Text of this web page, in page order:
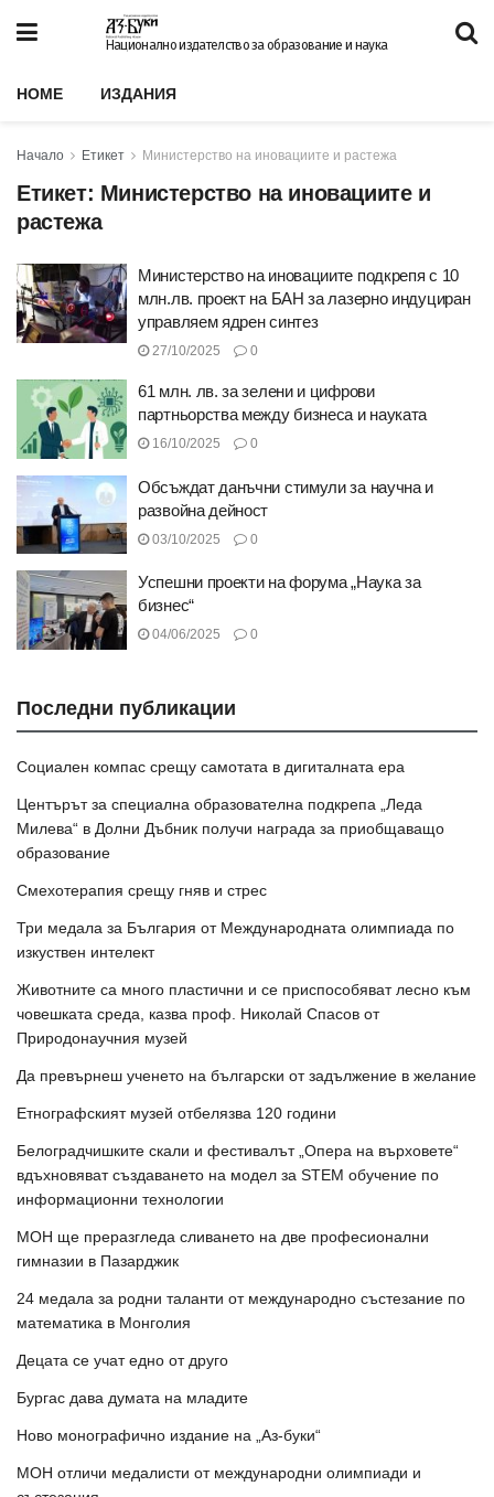
Национално издателство за образование и наука
HOME ИЗДАНИЯ
Начало Етикет Министерство на иновациите и растежа
Етикет: Министерство на иновациите и
растежа
Министерство на иновациите подкрепя с 10
млн.лв. проект на БАН за лазерно индуциран
управляем ядрен синтез
27/10/2025 0
61 млн. лв. за зелени и цифрови
партньорства между бизнеса и науката
16/10/2025 0
Обсъждат данъчни стимули за научна и
развойна дейност
03/10/2025 0
Успешни проекти на форума „Наука за
бизнес“
04/06/2025 0
Последни публикации
Социален компас срещу самотата в дигиталната ера
Центърът за специална образователна подкрепа „Леда
Милева“ в Долни Дъбник получи награда за приобщаващо
образование
Смехотерапия срещу гняв и стрес
Три медала за България от Международната олимпиада по
изкуствен интелект
Животните са много пластични и се приспособяват лесно към
човешката среда, казва проф. Николай Спасов от
Природонаучния музей
Да превърнеш ученето на български от задължение в желание
Етнографският музей отбелязва 120 години
Белоградчишките скали и фестивалът „Опера на върховете“
вдъхновяват създаването на модел за STEM обучение по
информационни технологии
МОН ще преразгледа сливането на две професионални
гимназии в Пазарджик
24 медала за родни таланти от международно състезание по
математика в Монголия
Децата се учат едно от друго
Бургас дава думата на младите
Ново монографично издание на „Аз-буки“
МОН отличи медалисти от международни олимпиади и